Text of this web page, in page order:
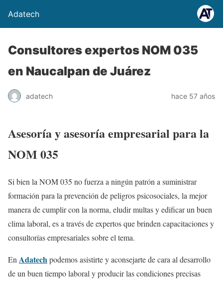
Adatech
Consultores expertos NOM 035
en Naucalpan de Juárez
adatech hace 57 años
Asesoría y asesoría empresarial para la
NOM 035
Si bien la NOM 035 no fuerza a ningún patrón a suministrar
formación para la prevención de peligros psicosociales, la mejor
manera de cumplir con la norma, eludir multas y edificar un buen
clima laboral, es a través de expertos que brinden capacitaciones y
consultorías empresariales sobre el tema.
En Adatechpodemos asistirte y aconsejarte de cara al desarrollo
de un buen tiempo laboral y producir las condiciones precisas